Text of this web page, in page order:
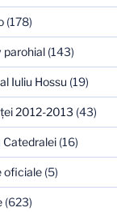
(178)
parohial(143)
Iuliu Hossu (19)
2012-2013 (43)
(16)
oficiale(5)
(623)